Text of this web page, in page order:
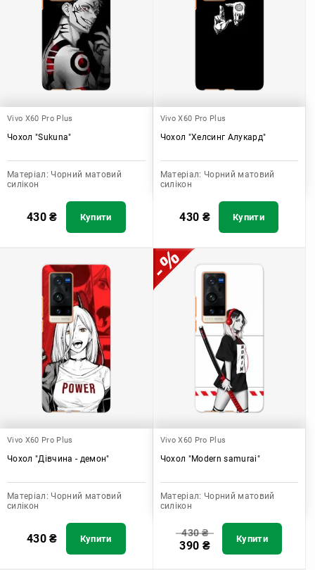
Vivo X60 Pro Plus
Чохол "Sukuna"
Матеріал: Чорний матовий
силікон
430₴ Купити
Vivo X60 Pro Plus
Чохол "Хелсинг Алукард"
Матеріал: Чорний матовий
силікон
430 ₴ Купити
Vivo X60 Pro Plus
Чохол "Дівчина - демон"
Матеріал: Чорний матовий
силікон
430₴ Купити
Vivo X60 Pro Plus
Чохол "Modern samurai"
Матеріал: Чорний матовий
силікон
430₴
390 ₴ Купити